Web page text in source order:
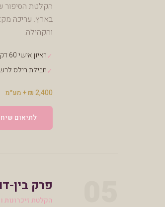
בארץ. עריכה
והקהילה.
✓ראיון אישי 60 דקות (מרחוק או באולפן שותף)
✓חבילת רילס
2,400 ₪ + מע״מ
לתיאום
פרק בין-
הקלטת זיכרונות